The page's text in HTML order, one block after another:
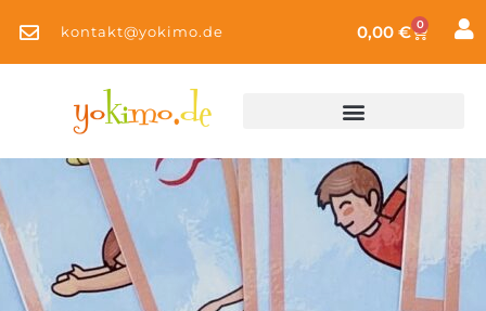
kontakt@yokimo.de 0,00 € 0